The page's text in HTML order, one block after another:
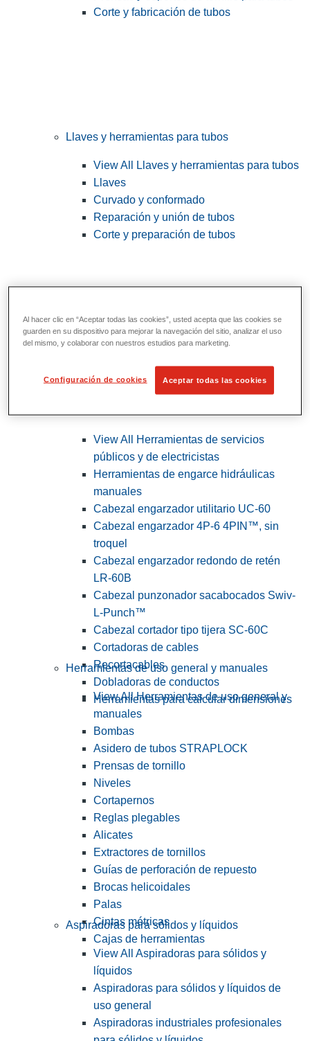
Corte y fabricación de tubos
Llaves y herramientas para tubos
View All Llaves y herramientas para tubos
Llaves
Curvado y conformado
Reparación y unión de tubos
Corte y preparación de tubos
Herramientas de servicios públicos y de
View All Herramientas de servicios
públicos y de electricistas
Herramientas de engarce hidráulicas
manuales
Cabezal engarzador utilitario UC-60
Cabezal engarzador 4P-6 4PIN™, sin
troquel
Cabezal engarzador redondo de retén
LR-60B
Cabezal punzonador sacabocados Swiv-
L-Punch™
Cabezal cortador tipo tijera SC-60C
Cortadoras de cables
Recortacables
Dobladoras de conductos
Herramientas para calcular dimensiones
Herramientas de uso general y manuales
View All Herramientas de uso general y
manuales
Bombas
Asidero de tubos STRAPLOCK
Prensas de tornillo
Niveles
Cortapernos
Reglas plegables
Alicates
Extractores de tornillos
Guías de perforación de repuesto
Brocas helicoidales
Palas
Cintas métricas
Cajas de herramientas
Aspiradoras para sólidos y líquidos
View All Aspiradoras para sólidos y
líquidos
Aspiradoras para sólidos y líquidos de
uso general
Aspiradoras industriales profesionales
Al hacer clic en “Aceptar todas las cookies”, usted acepta que las cookies se
guarden en su dispositivo para mejorar la navegación del sitio, analizar el uso
del mismo, y colaborar con nuestros estudios para marketing.
Configuración de cookies Aceptar todas las cookies